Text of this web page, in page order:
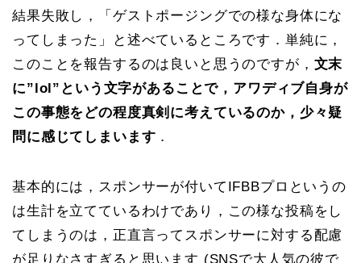
結果失敗し，「ゲストポージングでの様な身体にな
ってしまった」と述べているところです．単純に，
このことを報告するのは良いと思うのですが， 文末
に”lol”という文字があることで，アワディブ自身が
この事態をどの程度真剣に考えているのか，少々疑
問に感じてしまいます ．
基本的には，スポンサーが付いてIFBBプロというの
は生計を立てているわけであり，この様な投稿をし
てしまうのは，正直言ってスポンサーに対する配慮
が足りなさすぎると思います (SNSで大人気の彼で